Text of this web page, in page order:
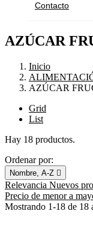
Contacto
AZÚCAR
Inicio
AZÚCAR
Grid
List
Hay 18 productos.
Ordenar por:
Nombre, A-Z 
Relevancia Nuevos
Precio de menor a
Mostrando 1-18 de 18